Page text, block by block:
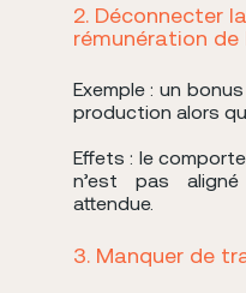
2. Déconnecter
rémunération
Exemple : un
production alors
Effets : le
n’est pas
attendue.
3. Manquer de